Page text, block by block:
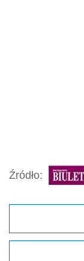
Źródło: